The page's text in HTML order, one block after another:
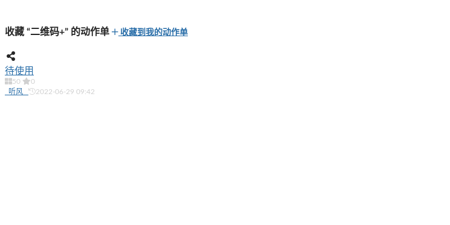
收藏 “二维码+” 的动作单 收藏到我的动作单
待使用
50
0
_听风_
2022-06-29 09:42